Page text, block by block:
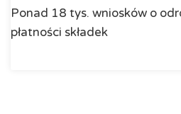
Ponad 18 tys. wniosków o
płatności składek